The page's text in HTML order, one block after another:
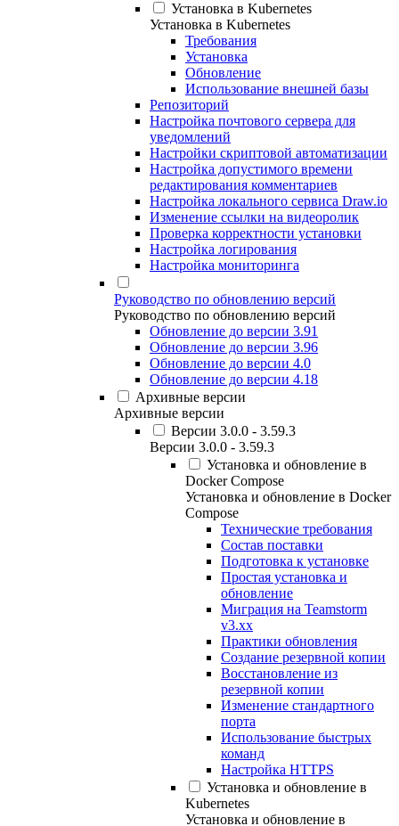
Установка в Kubernetes
Установка в Kubernetes
Требования
Установка
Обновление
Использование внешней базы
Репозиторий
Настройка почтового сервера для
уведомлений
Настройки скриптовой автоматизации
Настройка допустимого времени
редактирования комментариев
Настройка локального сервиса Draw.io
Изменение ссылки на видеоролик
Проверка корректности установки
Настройка логирования
Настройка мониторинга
Руководство по обновлению версий
Руководство по обновлению версий
Обновление до версии 3.91
Обновление до версии 3.96
Обновление до версии 4.0
Обновление до версии 4.18
Архивные версии
Архивные версии
Версии 3.0.0 - 3.59.3
Версии 3.0.0 - 3.59.3
Установка и обновление в
Docker Compose
Установка и обновление в Docker
Compose
Технические требования
Состав поставки
Подготовка к установке
Простая установка и
обновление
Миграция на Teamstorm
v3.xx
Практики обновления
Создание резервной копии
Восстановление из
резервной копии
Изменение стандартного
порта
Использование быстрых
команд
Настройка HTTPS
Установка и обновление в
Kubernetes
Установка и обновление в